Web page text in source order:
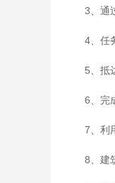
3、通
4、任
5、抵
6、完
7、利
8、建